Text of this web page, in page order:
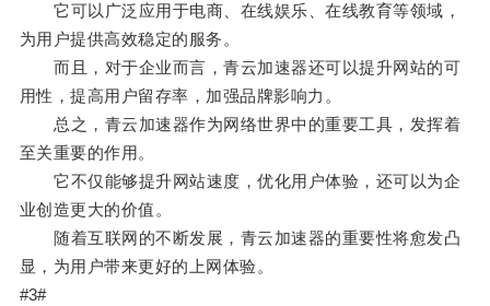
它可以广泛应用于电商、在线娱乐、在线教育等领域，
为用户提供高效稳定的服务。
而且，对于企业而言，青云加速器还可以提升网站的可
用性，提高用户留存率，加强品牌影响力。
总之，青云加速器作为网络世界中的重要工具，发挥着
至关重要的作用。
它不仅能够提升网站速度，优化用户体验，还可以为企
业创造更大的价值。
随着互联网的不断发展，青云加速器的重要性将愈发凸
显，为用户带来更好的上网体验。
#3#